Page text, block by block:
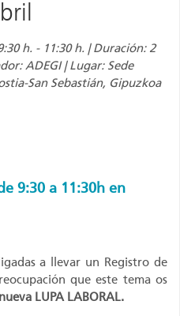
h. - 11:30 h. | Duración: 2
ADEGI | Lugar: Sede
San Sebastián, Gipuzkoa
9:30 a 11:30h en
a llevar un Registro de
que este tema os
LUPA LABORAL.